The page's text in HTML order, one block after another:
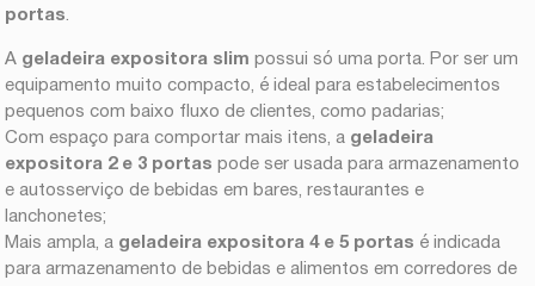
portas.
A geladeira expositora slim possui só uma porta. Por ser um
equipamento muito compacto, é ideal para estabelecimentos
pequenos com baixo fluxo de clientes, como padarias;
Com espaço para comportar mais itens, a geladeira
expositora 2 e 3 portas pode ser usada para armazenamento
e autosserviço de bebidas em bares, restaurantes e
lanchonetes;
Mais ampla, a geladeira expositora 4 e 5 portas é indicada
para armazenamento de bebidas e alimentos em corredores de